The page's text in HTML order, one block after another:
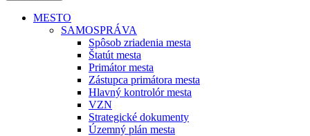
MESTO
SAMOSPRÁVA
Spôsob zriadenia mesta
Štatút mesta
Primátor mesta
Zástupca primátora mesta
Hlavný kontrolór mesta
VZN
Strategické dokumenty
Územný plán mesta